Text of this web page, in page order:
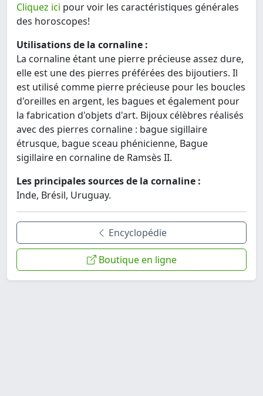
Cliquez ici pour voir les caractéristiques générales
des horoscopes!
Utilisations de la cornaline :
La cornaline étant une pierre précieuse assez dure,
elle est une des pierres préférées des bijoutiers. Il
est utilisé comme pierre précieuse pour les boucles
d'oreilles en argent, les bagues et également pour
la fabrication d'objets d'art. Bijoux célèbres réalisés
avec des pierres cornaline : bague sigillaire
étrusque, bague sceau phénicienne, Bague
sigillaire en cornaline de Ramsès II.
Les principales sources de la cornaline :
Inde, Brésil, Uruguay.
Encyclopédie
Boutique en ligne